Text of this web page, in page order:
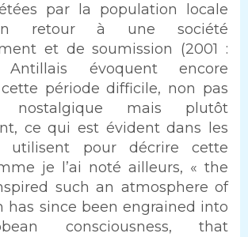
par la population locale
retour à une société
et de soumission (2001 :
évoquent encore
cette période difficile, non pas
mais plutôt
ce qui est évident dans les
utilisent pour décrire cette
je l’ai noté ailleurs, « the
such an atmosphere of
has since been engrained into
consciousness, that